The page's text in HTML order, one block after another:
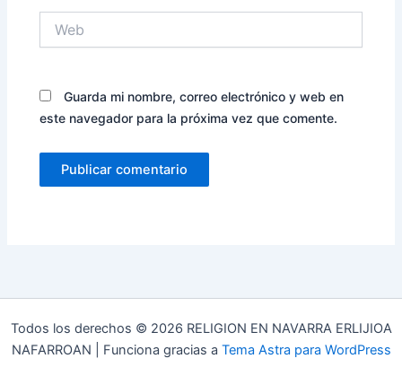
Guarda mi nombre, correo electrónico y web en
este navegador para la próxima vez que comente.
Todos los derechos © 2026 RELIGION EN NAVARRA ERLIJIOA
NAFARROAN | Funciona gracias a Tema Astra para WordPress